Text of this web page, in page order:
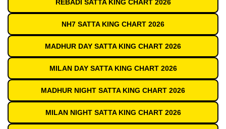
REBADI SATTA KING CHART 2026
NH7 SATTA KING CHART 2026
MADHUR DAY SATTA KING CHART 2026
MILAN DAY SATTA KING CHART 2026
MADHUR NIGHT SATTA KING CHART 2026
MILAN NIGHT SATTA KING CHART 2026